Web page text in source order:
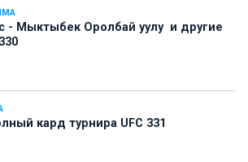
- Мыктыбек Оролбай уулу и другие
кард турнира UFC 331